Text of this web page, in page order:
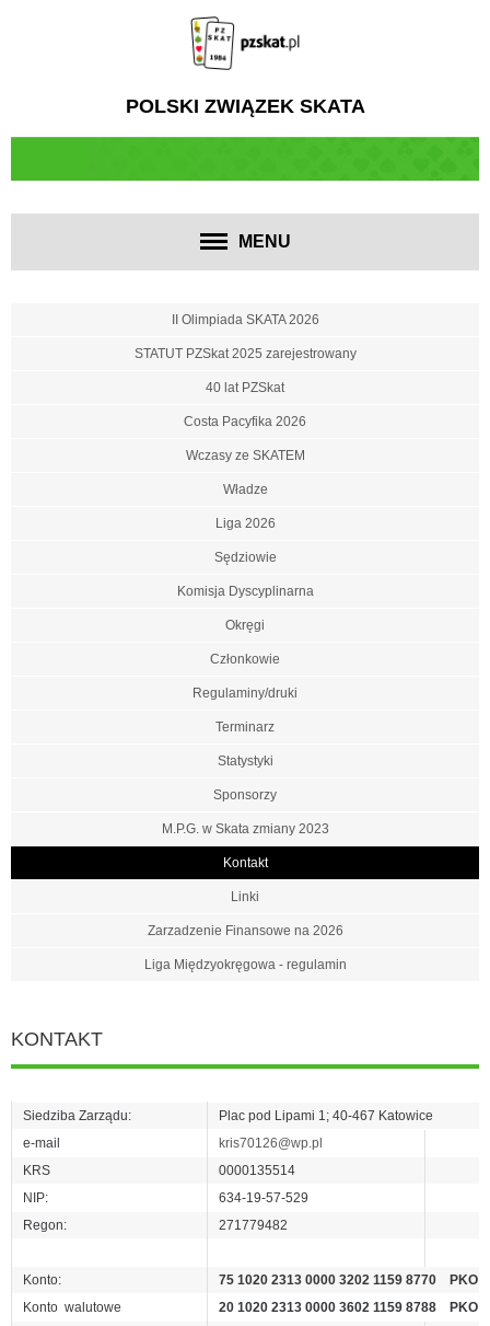
POLSKI ZWIĄZEK SKATA
MENU
II Olimpiada SKATA 2026
STATUT PZSkat 2025 zarejestrowany
40 lat PZSkat
Costa Pacyfika 2026
Wczasy ze SKATEM
Władze
Liga 2026
Sędziowie
Komisja Dyscyplinarna
Okręgi
Członkowie
Regulaminy/druki
Terminarz
Statystyki
Sponsorzy
M.P.G. w Skata zmiany 2023
Kontakt
Linki
Zarzadzenie Finansowe na 2026
Liga Międzyokręgowa - regulamin
KONTAKT
Siedziba Zarządu:
Plac pod Lipami 1; 40-467 Katowice
e-mail
kris70126@wp.pl
KRS
0000135514
NIP:
634-19-57-529
Regon:
271779482
Konto:
75 1020 2313 0000 3202 1159 8770 PKO
Konto walutowe
20 1020 2313 0000 3602 1159 8788 PKO